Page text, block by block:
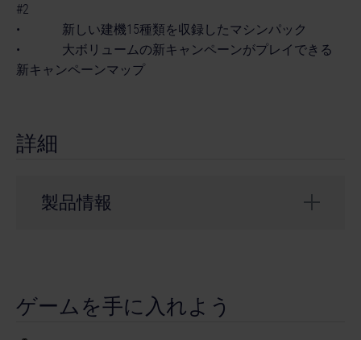
#2
• 新しい建機15種類を収録したマシンパック
• 大ボリュームの新キャンペーンがプレイできる
新キャンペーンマップ
詳細
製品情報
weltenbauer. Software Entwicklung GmbH. Published
ゲームを手に入れよう